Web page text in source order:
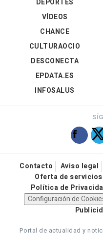
DEPORTES
VÍDEOS
CHANCE
CULTURAOCIO
DESCONECTA
EPDATA.ES
INFOSALUS
Contacto Aviso legal
Oferta de servicios
Política de
Configuración de
Portal de actualidad y